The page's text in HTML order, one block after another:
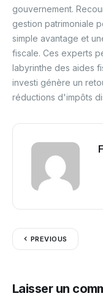
gouvernement.
gestion patrimoniale
simple avantage et
fiscale. Ces experts
labyrinthe des aides
investi génère un
réductions d'impôts
PREVIOUS
Laisser un